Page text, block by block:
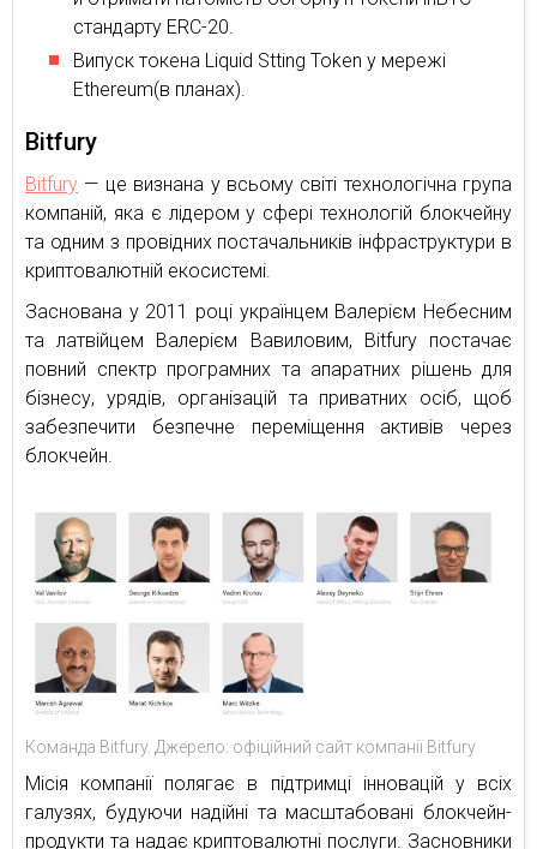
стандарту ERC-20.
Випуск токена Liquid Stting Token у мережі
Ethereum(в планах).
Bitfury
Bitfury — це визнана у всьому світі технологічна група
компаній, яка є лідером у сфері технологій блокчейну
та одним з провідних постачальників інфраструктури в
криптовалютній екосистемі.
Заснована у 2011 році українцем Валерієм Небесним
та латвійцем Валерієм Вавиловим, Bitfury постачає
повний спектр програмних та апаратних рішень для
бізнесу, урядів, організацій та приватних осіб, щоб
забезпечити безпечне переміщення активів через
блокчейн.
Команда Bitfury. Джерело: офіційний сайт компанії Bitfury
Місія компанії полягає в підтримці інновацій у всіх
галузях, будуючи надійні та масштабовані блокчейн-
продукти та надає криптовалютні послуги. Засновники